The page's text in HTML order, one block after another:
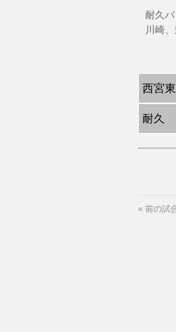
耐久
川崎
西宮東
耐久
« 前の試